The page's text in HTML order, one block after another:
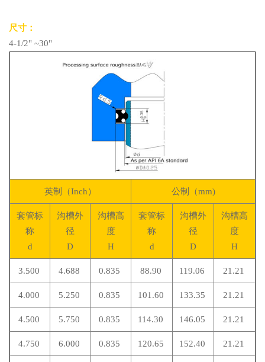
尺寸：
4-1/2" ~30"
英制（Inch） 公制（mm)
套管标
称
d
沟槽外
径
D
沟槽高
度
H
套管标
称
d
沟槽外
径
D
沟槽高
度
H
3.500 4.688 0.835 88.90 119.06 21.21
4.000 5.250 0.835 101.60 133.35 21.21
4.500 5.750 0.835 114.30 146.05 21.21
4.750 6.000 0.835 120.65 152.40 21.21